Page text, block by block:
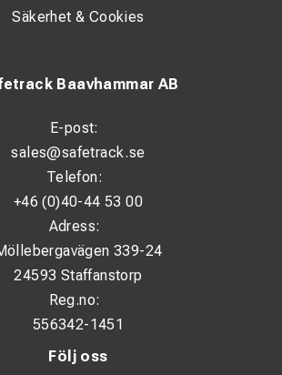
Följ oss
Baavhammar AB
E-post:
sales@safetrack.se
Telefon:
+46 (0)40-44 53 00
Adress:
339-24
24593 Staffanstorp
Reg.no:
556342-1451
Säkerhet & Cookies